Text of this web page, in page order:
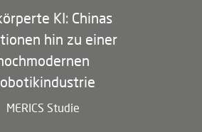
KI: Chinas
hin zu einer
MERICS Studie